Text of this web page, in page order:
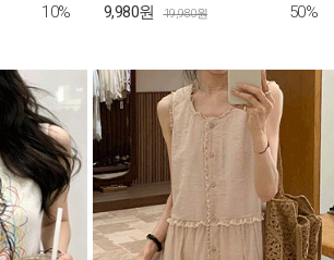
10% 9,980원 19,980원 50%